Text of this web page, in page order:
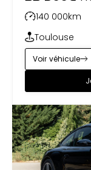
140 000km
Toulouse
Voir véhicule